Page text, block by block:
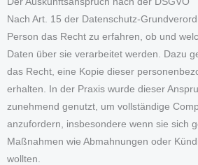
Nach Art. 15 der Datenschutz-
Person das Recht zu erfahren, ob und
Daten über sie verarbeitet werden. Dazu
das Recht, eine Kopie dieser
erhalten. In der Praxis wurde dieser
zunehmend genutzt, um vollständige
anzufordern, insbesondere wenn sie sich
Maßnahmen wie Abmahnungen oder
wollten.